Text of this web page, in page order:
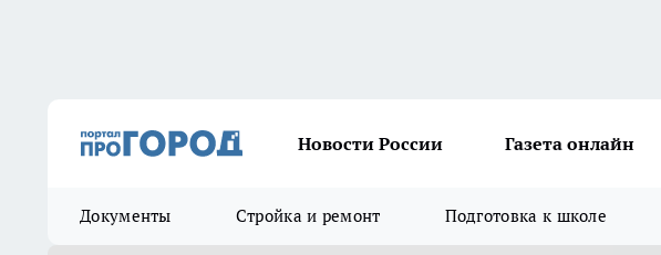
Новости России Газета онлайн
Документы Стройка и ремонт Подготовка к школе